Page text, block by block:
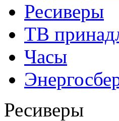
Ресиверы
ТВ
Часы
Ресиверы